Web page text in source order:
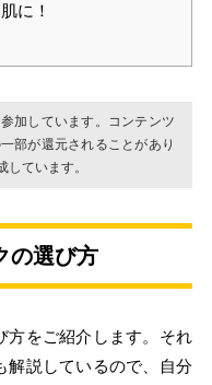
に！
加しています。コンテンツ
部が還元されることがあり
ています。
の選び方
方をご紹介します。それ
解説しているので、自分